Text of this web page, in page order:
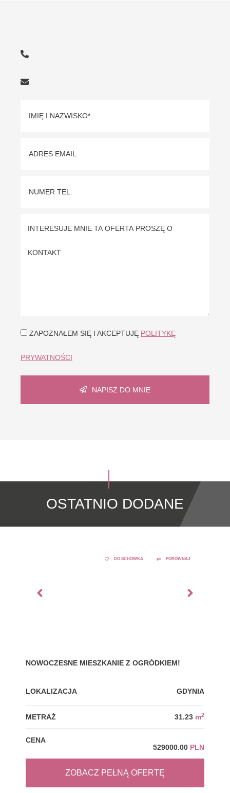
ZAPOZNAŁEM SIĘ I AKCEPTUJĘ POLITYKĘ
PRYWATNOŚCI
NAPISZ DO MNIE
OSTATNIO DODANE
DO SCHOWKA PORÓWNAJ
NOWOCZESNE MIESZKANIE Z OGRÓDKIEM!
LOKALIZACJA GDYNIA
METRAŻ 31.23 m2
CENA
529000.00 PLN
ZOBACZ PEŁNĄ OFERTĘ